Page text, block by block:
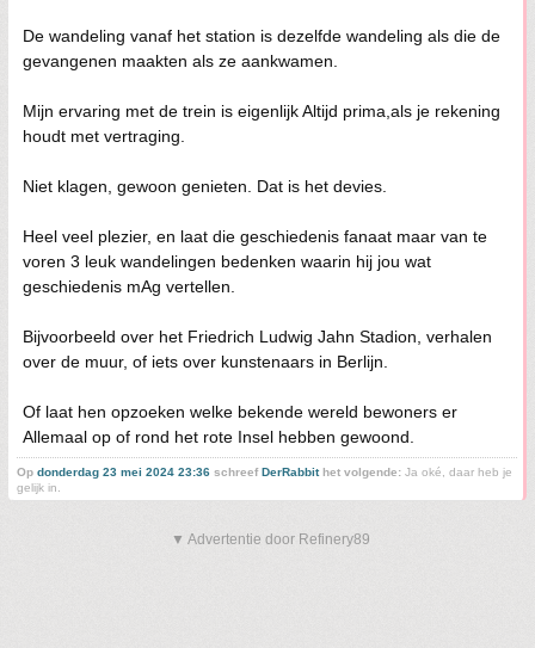
De wandeling vanaf het station is dezelfde wandeling als die de
gevangenen maakten als ze aankwamen.
Mijn ervaring met de trein is eigenlijk Altijd prima,als je rekening
houdt met vertraging.
Niet klagen, gewoon genieten. Dat is het devies.
Heel veel plezier, en laat die geschiedenis fanaat maar van te
voren 3 leuk wandelingen bedenken waarin hij jou wat
geschiedenis mAg vertellen.
Bijvoorbeeld over het Friedrich Ludwig Jahn Stadion, verhalen
over de muur, of iets over kunstenaars in Berlijn.
Of laat hen opzoeken welke bekende wereld bewoners er
Allemaal op of rond het rote Insel hebben gewoond.
Op donderdag 23 mei 2024 23:36 schreefDerRabbithet volgende: Ja oké, daar heb je
gelijk in.
▼ Advertentie door Refinery89